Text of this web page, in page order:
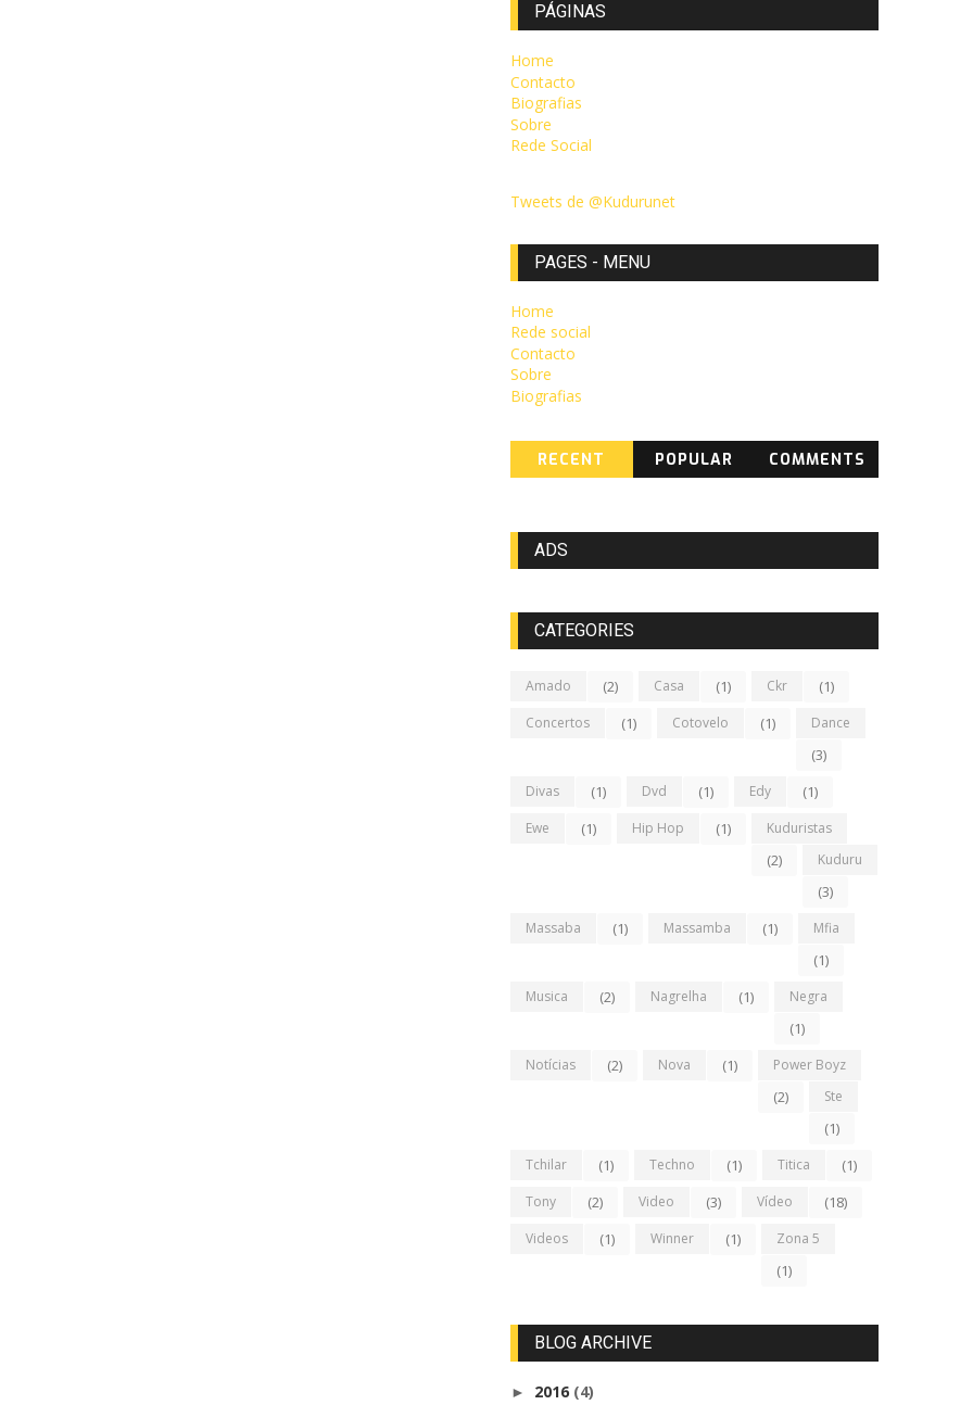
PÁGINAS
Home
Contacto
Biografias
Sobre
Rede Social
Tweets de @Kudurunet
PAGES - MENU
Home
Rede social
Contacto
Sobre
Biografias
RECENT POPULAR COMMENTS
ADS
CATEGORIES
Amado (2) Casa (1) Ckr (1)
Concertos (1) Cotovelo (1) Dance
(3)
Divas (1) Dvd (1) Edy (1)
Ewe (1) Hip Hop (1) Kuduristas
(2) Kuduru
(3)
Massaba (1) Massamba (1) Mfia
(1)
Musica (2) Nagrelha (1) Negra
(1)
Notícias (2) Nova (1) Power Boyz
(2) Ste
(1)
Tchilar (1) Techno (1) Titica (1)
Tony (2) Video (3) Vídeo (18)
Videos (1) Winner (1) Zona 5
(1)
BLOG ARCHIVE
► 2016 (4)